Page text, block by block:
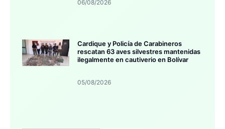
06/08/2026
Cardique y Policía de Carabineros
rescatan 63 aves silvestres mantenidas
ilegalmente en cautiverio en Bolívar
05/08/2026